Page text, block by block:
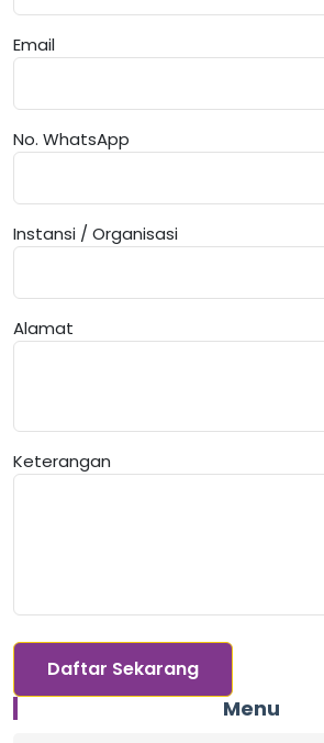
Email
No. WhatsApp
Instansi / Organisasi
Alamat
Keterangan
Daftar Sekarang
Menu